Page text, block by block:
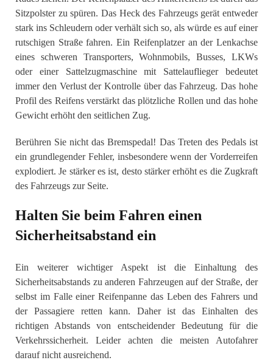
Sitzpolster zu spüren. Das Heck des Fahrzeugs gerät entweder
stark ins Schleudern oder verhält sich so, als würde es auf einer
rutschigen Straße fahren. Ein Reifenplatzer an der Lenkachse
eines schweren Transporters, Wohnmobils, Busses, LKWs
oder einer Sattelzugmaschine mit Sattelauflieger bedeutet
immer den Verlust der Kontrolle über das Fahrzeug. Das hohe
Profil des Reifens verstärkt das plötzliche Rollen und das hohe
Gewicht erhöht den seitlichen Zug.
Berühren Sie nicht das Bremspedal! Das Treten des Pedals ist
ein grundlegender Fehler, insbesondere wenn der Vorderreifen
explodiert. Je stärker es ist, desto stärker erhöht es die Zugkraft
des Fahrzeugs zur Seite.
Halten Sie beim Fahren einen
Sicherheitsabstand ein
Ein weiterer wichtiger Aspekt ist die Einhaltung des
Sicherheitsabstands zu anderen Fahrzeugen auf der Straße, der
selbst im Falle einer Reifenpanne das Leben des Fahrers und
der Passagiere retten kann. Daher ist das Einhalten des
richtigen Abstands von entscheidender Bedeutung für die
Verkehrssicherheit. Leider achten die meisten Autofahrer
darauf nicht ausreichend.